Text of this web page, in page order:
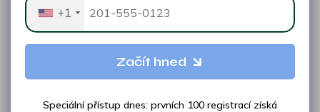
+1
Začít hned
Speciální přístup dnes: prvních 100 registrací získá